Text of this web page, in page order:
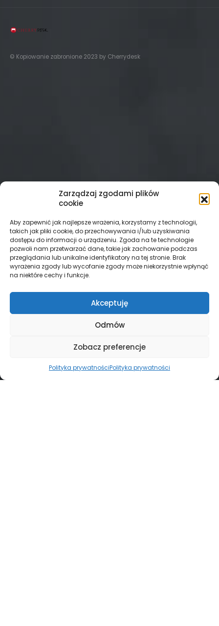
Zarządzaj zgodami plików
cookie
Aby zapewnić jak najlepsze wrażenia, korzystamy z technologii,
takich jak pliki cookie, do przechowywania i/lub uzyskiwania
dostępu do informacji o urządzeniu. Zgoda na te technologie
pozwoli nam przetwarzać dane, takie jak zachowanie podczas
przeglądania lub unikalne identyfikatory na tej stronie. Brak
wyrażenia zgody lub wycofanie zgody może niekorzystnie wpłynąć
na niektóre cechy i funkcje.
Akceptuję
Odmów
Zobacz preferencje
Polityka prywatnościPolityka prywatności
© Kopiowanie zabronione 2023 by Cherrydesk